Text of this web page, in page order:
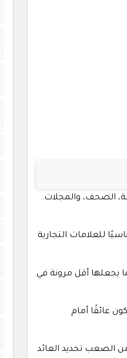
الصحف، والمجلات.
للعلامات التجارية
يجعلها أقل مرونة في
عائقًا أمام
الصعب تحديد العائد